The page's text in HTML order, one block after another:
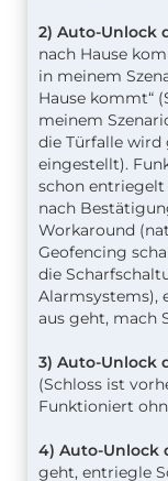
2) Auto-Unlock
nach Hause
in meinem
Hause kommt“
meinem
die Türfalle wird
eingestellt).
schon
nach
Workaround
Geofencing
die
Alarmsystems),
aus geht, mach
3) Auto-Unlock
(Schloss ist
Funktioniert
4) Auto-Unlock
geht, entriegle